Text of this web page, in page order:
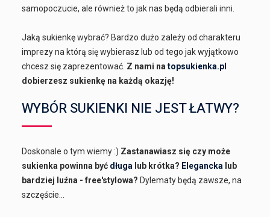
samopoczucie, ale również to jak nas będą odbierali inni.
Jaką sukienkę wybrać? Bardzo dużo zależy od charakteru
imprezy na którą się wybierasz lub od tego jak wyjątkowo
chcesz się zaprezentować. Z nami natopsukienka.pl
dobierzesz sukienkę na każdą okazję!
WYBÓR SUKIENKI NIE JEST ŁATWY?
Doskonale o tym wiemy :) Zastanawiasz się czy może
sukienka powinna być długa lub krótka? Elegancka lub
bardziej luźna - free'stylowa? Dylematy będą zawsze, na
szczęście...